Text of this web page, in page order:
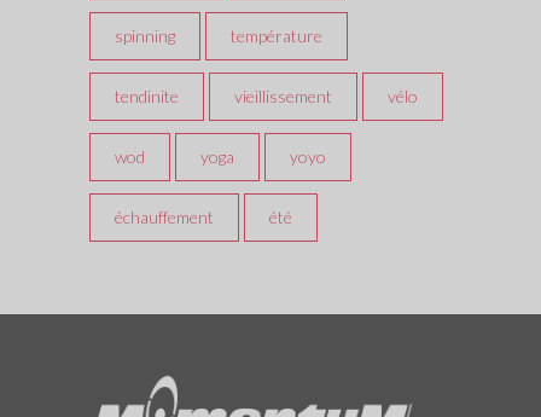
spinning température
tendinite vieillissement vélo
wod yoga yoyo
échauffement été